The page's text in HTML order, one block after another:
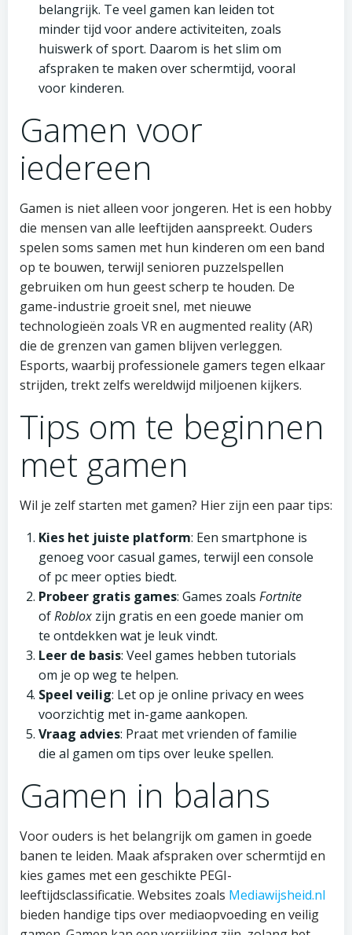
belangrijk. Te veel gamen kan leiden tot
minder tijd voor andere activiteiten, zoals
huiswerk of sport. Daarom is het slim om
afspraken te maken over schermtijd, vooral
voor kinderen.
Gamen voor
iedereen
Gamen is niet alleen voor jongeren. Het is een hobby
die mensen van alle leeftijden aanspreekt. Ouders
spelen soms samen met hun kinderen om een band
op te bouwen, terwijl senioren puzzelspellen
gebruiken om hun geest scherp te houden. De
game-industrie groeit snel, met nieuwe
technologieën zoals VR en augmented reality (AR)
die de grenzen van gamen blijven verleggen.
Esports, waarbij professionele gamers tegen elkaar
strijden, trekt zelfs wereldwijd miljoenen kijkers.
Tips om te beginnen
met gamen
Wil je zelf starten met gamen? Hier zijn een paar tips:
Kies het juiste platform: Een smartphone is
genoeg voor casual games, terwijl een console
of pc meer opties biedt.
Probeer gratis games: Games zoals Fortnite
ofRoblox zijn gratis en een goede manier om
te ontdekken wat je leuk vindt.
Leer de basis: Veel games hebben tutorials
om je op weg te helpen.
Speel veilig: Let op je online privacy en wees
voorzichtig met in-game aankopen.
Vraag advies: Praat met vrienden of familie
die al gamen om tips over leuke spellen.
Gamen in balans
Voor ouders is het belangrijk om gamen in goede
banen te leiden. Maak afspraken over schermtijd en
kies games met een geschikte PEGI-
leeftijdsclassificatie. Websites zoals Mediawijsheid.nl
bieden handige tips over mediaopvoeding en veilig